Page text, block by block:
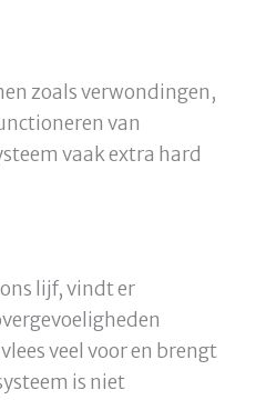
zoals verwondingen,
van
vaak extra hard
lijf, vindt er
veel voor en brengt
is niet